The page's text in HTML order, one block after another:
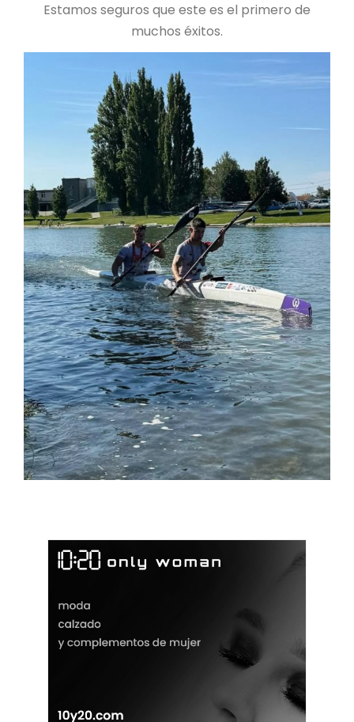
Estamos seguros que este es el primero de
muchos éxitos.